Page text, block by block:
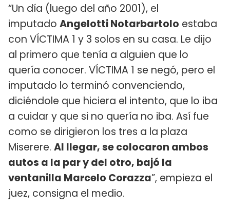
“Un día (luego del año 2001), el
imputado Angelotti Notarbartolo estaba
con VÍCTIMA 1 y 3 solos en su casa. Le dijo
al primero que tenía a alguien que lo
quería conocer. VÍCTIMA 1 se negó, pero el
imputado lo terminó convenciendo,
diciéndole que hiciera el intento, que lo iba
a cuidar y que si no quería no iba. Así fue
como se dirigieron los tres a la plaza
Miserere. Al llegar, se colocaron ambos
autos a la par y del otro, bajó la
ventanilla Marcelo Corazza”, empieza el
juez, consigna el medio.